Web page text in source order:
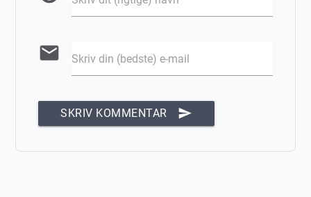
email Skriv din (bedste) e-mail
SKRIV KOMMENTAR send